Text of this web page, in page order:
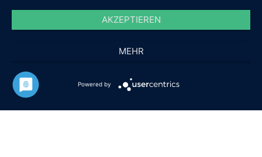
FOTO-GALERIEN
AKZEPTIEREN
MEHR
Powered by